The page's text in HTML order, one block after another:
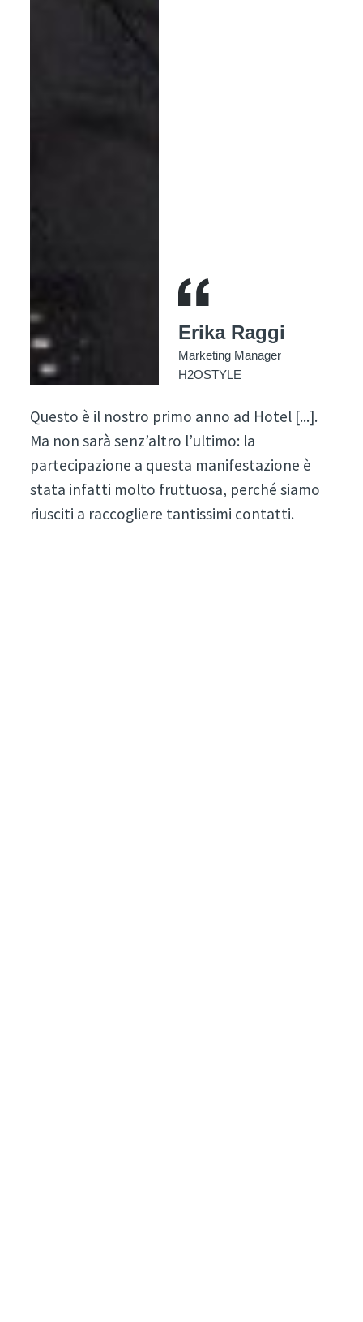
Erika Raggi
Marketing Manager
H2OSTYLE
Questo è il nostro primo anno ad Hotel [...].
Ma non sarà senz’altro l’ultimo: la
partecipazione a questa manifestazione è
stata infatti molto fruttuosa, perché siamo
riusciti a raccogliere tantissimi contatti.